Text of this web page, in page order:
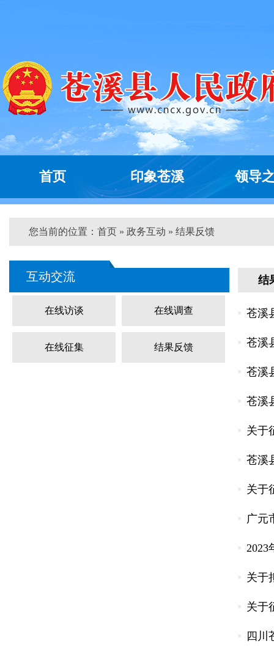
首页 印象苍溪 领导
您当前的位置： 首页 » 政务互动 » 结果反馈
互动交流
在线访谈 在线调查
在线征集 结果反馈
结
苍溪
苍溪
苍溪
苍溪
关于
苍溪
关于
广元
2023
关于
关于
四川